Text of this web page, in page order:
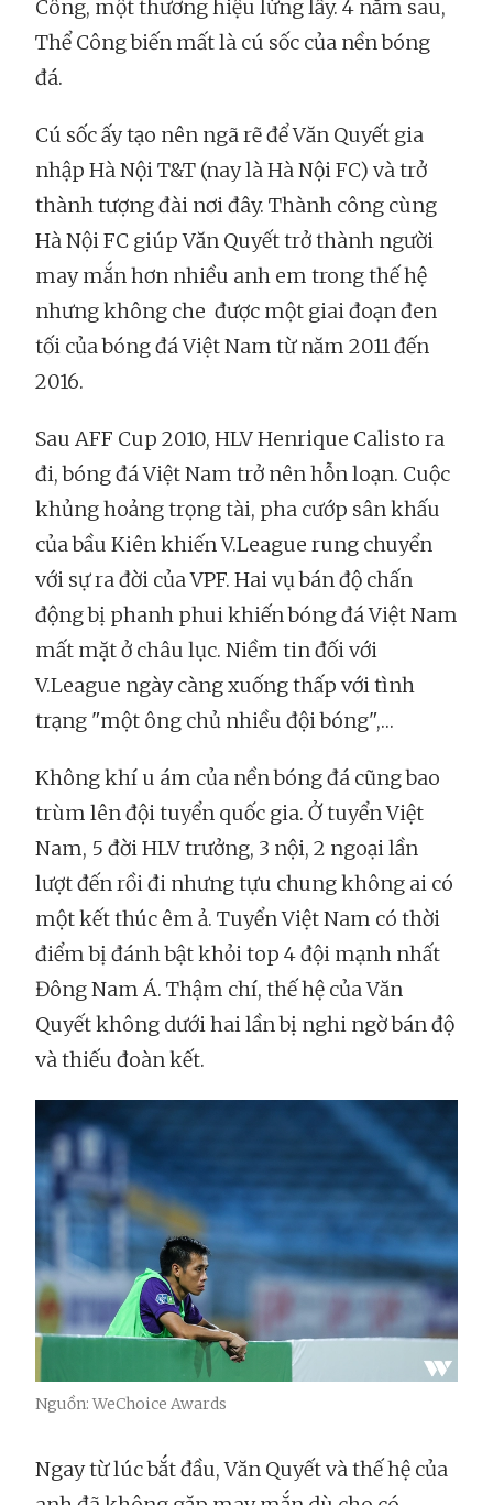
Công, một thương hiệu lừng lẫy. 4 năm sau,
Thể Công biến mất là cú sốc của nền bóng
đá.
Cú sốc ấy tạo nên ngã rẽ để Văn Quyết gia
nhập Hà Nội T&T (nay là Hà Nội FC) và trở
thành tượng đài nơi đây. Thành công cùng
Hà Nội FC giúp Văn Quyết trở thành người
may mắn hơn nhiều anh em trong thế hệ
nhưng không che được một giai đoạn đen
tối của bóng đá Việt Nam từ năm 2011 đến
2016.
Sau AFF Cup 2010, HLV Henrique Calisto ra
đi, bóng đá Việt Nam trở nên hỗn loạn. Cuộc
khủng hoảng trọng tài, pha cướp sân khấu
của bầu Kiên khiến V.League rung chuyển
với sự ra đời của VPF. Hai vụ bán độ chấn
động bị phanh phui khiến bóng đá Việt Nam
mất mặt ở châu lục. Niềm tin đối với
V.League ngày càng xuống thấp với tình
trạng "một ông chủ nhiều đội bóng",…
Không khí u ám của nền bóng đá cũng bao
trùm lên đội tuyển quốc gia. Ở tuyển Việt
Nam, 5 đời HLV trưởng, 3 nội, 2 ngoại lần
lượt đến rồi đi nhưng tựu chung không ai có
một kết thúc êm ả. Tuyển Việt Nam có thời
điểm bị đánh bật khỏi top 4 đội mạnh nhất
Đông Nam Á. Thậm chí, thế hệ của Văn
Quyết không dưới hai lần bị nghi ngờ bán độ
và thiếu đoàn kết.
Nguồn: WeChoice Awards
Ngay từ lúc bắt đầu, Văn Quyết và thế hệ của